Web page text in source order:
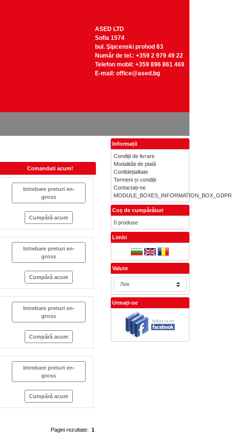
ASED LTD
Sofia 1574
bul. Şipcenski prohod 63
Număr de tel.: +359 2 979 49 22
Telefon mobil: +359 896 861 469
Е-mail: office@ased.bg
Comandati acum!
Intrebare preturi en-
gross
Cumpără acum
Intrebare preturi en-
gross
Cumpără acum
Intrebare preturi en-
gross
Cumpără acum
Intrebare preturi en-
gross
Cumpără acum
Pagini rezultate: 1
Informații
Condiții de livrare
Modalități de plată
Confidețialitate
Termeni și condiții
Contactați-ne
MODULE_BOXES_INFORMATION_BOX_GDPR
Coș de cumpărături
0 produse
Limbi
Valute
Urmați-ne